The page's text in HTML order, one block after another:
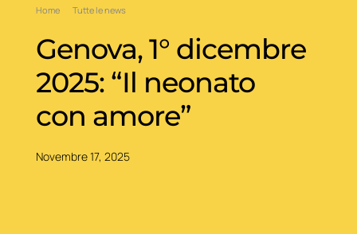
Home Tutte le news
Genova, 1° dicembre
2025: “Il neonato
con amore”
Novembre 17, 2025